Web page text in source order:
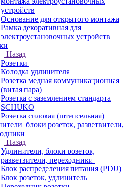
устройств
Основание для открытого монтажа
Рамка декоративная для
электроустановочных устройств
Назад
Розетки
Колодка удлинителя
Розетка медная коммуникационная
(витая пара)
Розетка с заземлением стандарта
SCHUKO
Розетка силовая (штепсельная)
блоки розеток, разветвители,
Назад
Удлинители, блоки розеток,
разветвители, переходники
Блок распределения питания (PDU)
Блок розеток, удлинитель